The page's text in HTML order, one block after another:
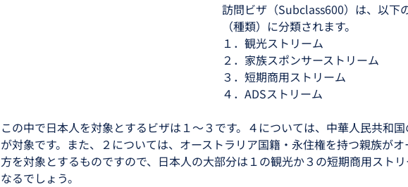
訪問ビザ（Subclass600）は、以下
（種類）に分類されます。
１．観光ストリーム
２．家族スポンサーストリーム
３．短期商用ストリーム
４．ADSストリーム
この中で日本人を対象とするビザは１～３です。４については、中華人民共和
が対象です。また、２については、オーストラリア国籍・永住権を持つ親族が
方を対象とするものですので、日本人の大部分は１の観光か３の短期商用スト
なるでしょう。